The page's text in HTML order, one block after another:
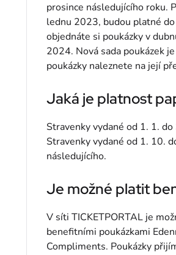
prosince následujícího roku.
lednu 2023, budou platné
objednáte si poukázky v
2024. Nová sada poukázek
poukázky naleznete na její
Jaká je platnost
Stravenky vydané od 1. 1.
Stravenky vydané od 1. 10.
následujícího.
Je možné platit
V síti TICKETPORTAL je
benefitními poukázkami
Compliments. Poukázky